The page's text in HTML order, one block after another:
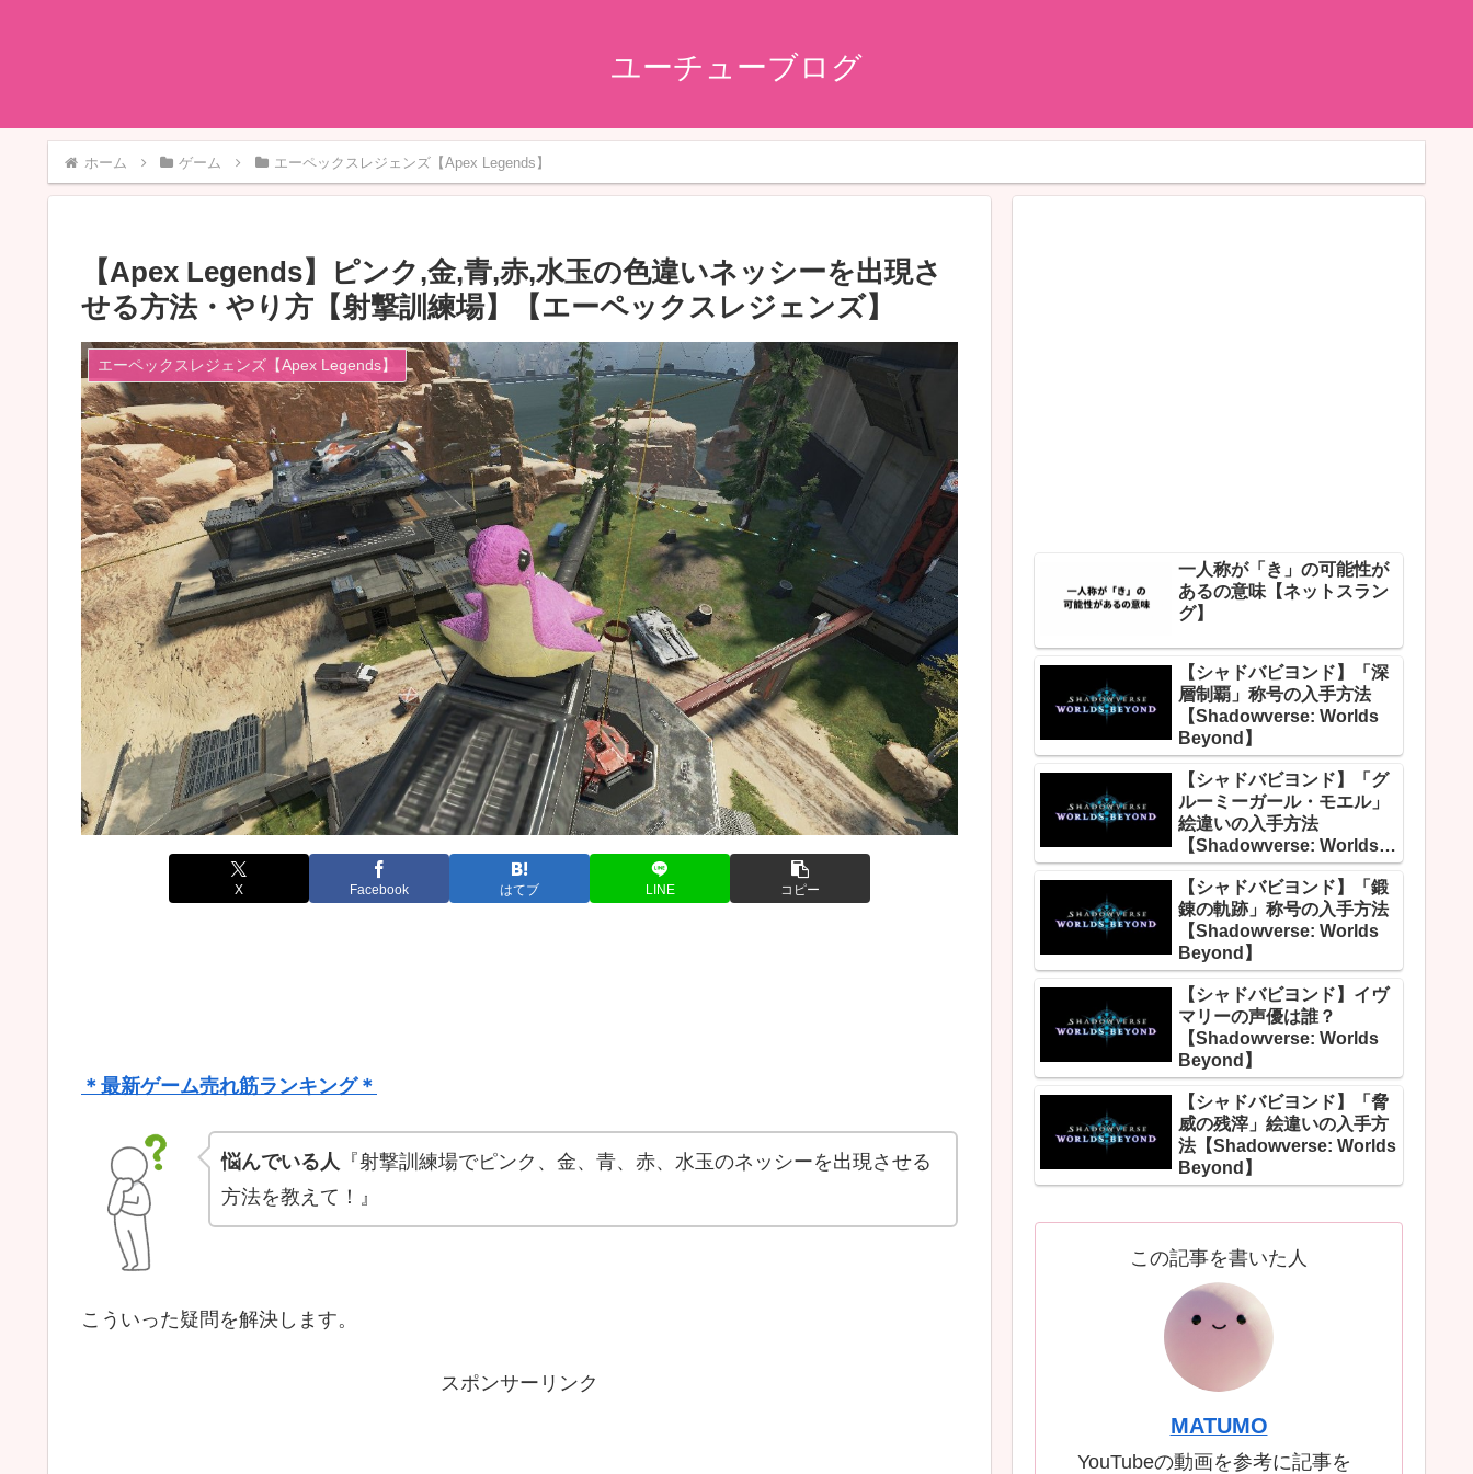
ユーチューブログ
ホーム ゲーム エーペックスレジェンズ【Apex Legends】
【Apex Legends】ピンク,金,青,赤,水玉の色違いネッシーを出現さ
せる方法・やり方【射撃訓練場】【エーペックスレジェンズ】
エーペックスレジェンズ【Apex Legends】
X Facebook はてブ LINE コピー
＊最新ゲーム売れ筋ランキング＊
悩んでいる人 『射撃訓練場でピンク、金、青、赤、水玉のネッシーを出現させる
方法を教えて！』
こういった疑問を解決します。
スポンサーリンク
一人称が「き」の可能性が
あるの意味【ネットスラン
グ】
【シャドバビヨンド】「深
層制覇」称号の入手方法
【Shadowverse: Worlds
Beyond】
【シャドバビヨンド】「グ
ルーミーガール・モエル」
絵違いの入手方法
【Shadowverse: Worlds
Beyond】
【シャドバビヨンド】「鍛
錬の軌跡」称号の入手方法
【Shadowverse: Worlds
Beyond】
【シャドバビヨンド】イヴ
マリーの声優は誰？
【Shadowverse: Worlds
Beyond】
【シャドバビヨンド】「脅
威の残滓」絵違いの入手方
法【Shadowverse: Worlds
Beyond】
この記事を書いた人
MATUMO
YouTubeの動画を参考に記事を